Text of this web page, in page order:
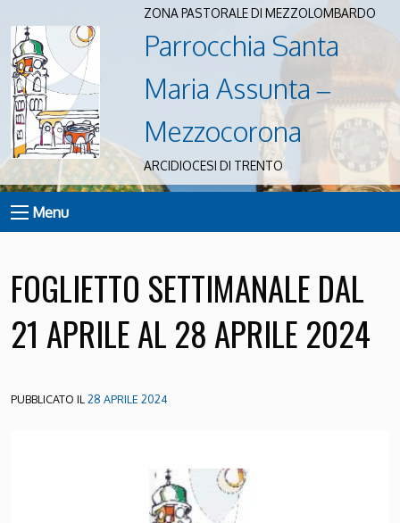
ZONA PASTORALE DI MEZZOLOMBARDO
Parrocchia Santa
Maria Assunta –
Mezzocorona
ARCIDIOCESI DI TRENTO
Menu
FOGLIETTO SETTIMANALE DAL
21 APRILE AL 28 APRILE 2024
PUBBLICATO IL28 APRILE 2024